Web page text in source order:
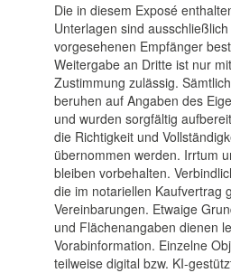
Die in diesem Exposé
Unterlagen sind
vorgesehenen Empfänger
Weitergabe an Dritte ist nur
Zustimmung zulässig.
beruhen auf Angaben des
und wurden sorgfältig
die Richtigkeit und
übernommen werden. Irrtum
bleiben vorbehalten.
die im notariellen Kaufvertrag
Vereinbarungen. Etwaige
und Flächenangaben dienen
Vorabinformation. Einzelne
teilweise digital bzw. KI-